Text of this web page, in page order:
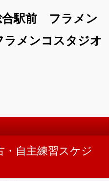
合駅前 フラメン
ラメンコスタジオ
・自主練習スケジ